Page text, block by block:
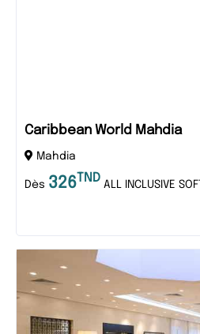
Caribbean World Mahdia
Mahdia
Dès 326 TND ALL INCLUSIVE SOFT